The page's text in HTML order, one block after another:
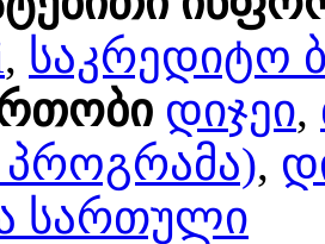
, საკრედიტო
დიჯეი,
პროგრამა),
სართული